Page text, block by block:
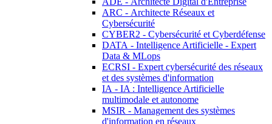
ARC - Architecte Réseaux et
Cybersécurité
CYBER2 - Cybersécurité et Cyberdéfense
DATA - Intelligence Artificielle - Expert
Data & MLops
ECRSI - Expert cybersécurité des réseaux
et des systèmes d'information
IA - IA : Intelligence Artificielle
multimodale et autonome
MSIR - Management des systèmes
d'information en réseaux